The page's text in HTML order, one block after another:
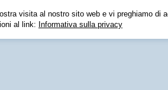
visita al nostro sito web e vi preghiamo di
al link: Informativa sulla privacy